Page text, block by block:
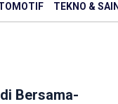
TEKNO &
Bersama-